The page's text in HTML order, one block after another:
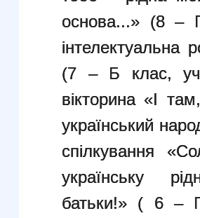
основа...» (8 –
інтелектуальна
(7 – Б клас,
вікторина «І
український
спілкування
українську
батьки!» ( 6 –